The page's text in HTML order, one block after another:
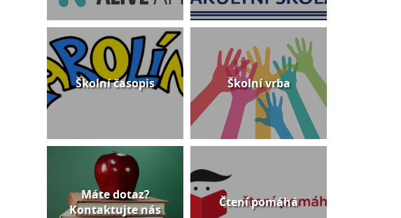
Školní časopis Školní vrba
Máte dotaz?
Kontaktujte nás
Čtení pomáhá